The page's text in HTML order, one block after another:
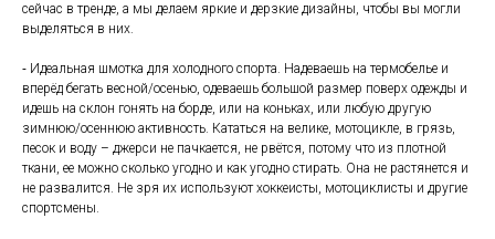
сейчас в тренде, а мы делаем яркие и дерзкие дизайны, чтобы вы могли
выделяться в них.
⁃ Идеальная шмотка для холодного спорта. Надеваешь на термобелье и
вперёд бегать весной/осенью, одеваешь большой размер поверх одежды и
идешь на склон гонять на борде, или на коньках, или любую другую
зимнюю/осеннюю активность. Кататься на велике, мотоцикле, в грязь,
песок и воду – джерси не пачкается, не рвётся, потому что из плотной
ткани, ее можно сколько угодно и как угодно стирать. Она не растянется и
не развалится. Не зря их используют хоккеисты, мотоциклисты и другие
спортсмены.